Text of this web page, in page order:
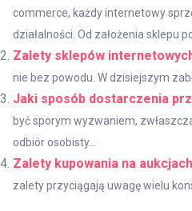
commerce, każdy internetowy
działalności. Od założenia sklepu
Zalety sklepów
nie bez powodu. W dzisiejszym
Jaki sposób dostarczenia
być sporym wyzwaniem,
odbiór osobisty...
Zalety kupowania na aukcjach
zalety przyciągają uwagę wielu